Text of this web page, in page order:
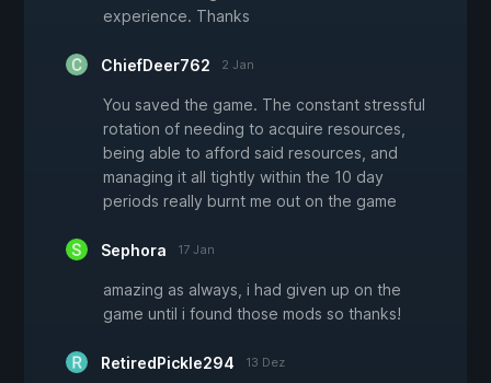
experience. Thanks
ChiefDeer762 2 Jan
You saved the game. The constant stressful
rotation of needing to acquire resources,
being able to afford said resources, and
managing it all tightly within the 10 day
periods really burnt me out on the game
Sephora 17 Jan
amazing as always, i had given up on the
game until i found those mods so thanks!
RetiredPickle294 13 Dez